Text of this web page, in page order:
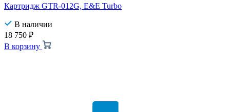
Картридж GTR-012G, E&E Turbo
В наличии
18 750 ₽
В корзину